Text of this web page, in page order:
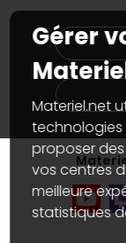
Notre démarche
Materiel.net
Notre
Partenariat &
Plan du site
Nos marques
Conditions
Marketplace
Informations
Données
Gérer vos
Accessibilité :
Gérer
Materiel.net
technologies
proposer
vos centres
meilleure
statistiques